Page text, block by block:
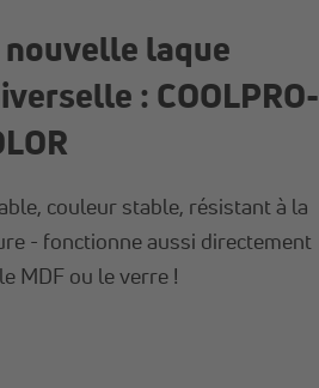
nouvelle laque
: COOLPRO-
couleur stable, résistant à la
- fonctionne aussi directement
MDF ou le verre !